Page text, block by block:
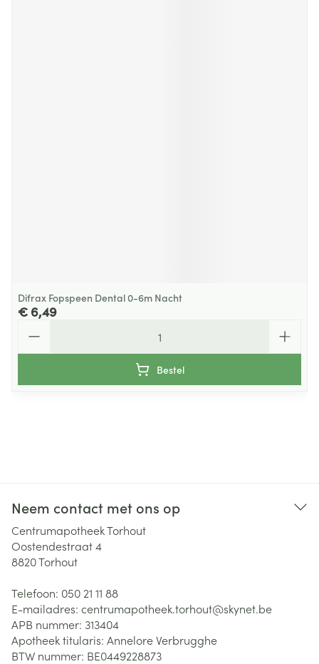
Difrax Fopspeen Dental 0-6m Nacht
€ 6,49
Bestel
Neem contact met ons op
Centrumapotheek Torhout
Oostendestraat 4
8820Torhout
Telefoon: 050 21 11 88
E-mailadres: centrumapotheek.torhout@skynet.be
APB nummer: 313404
Apotheek titularis: Annelore Verbrugghe
BTW nummer: BE0449228873